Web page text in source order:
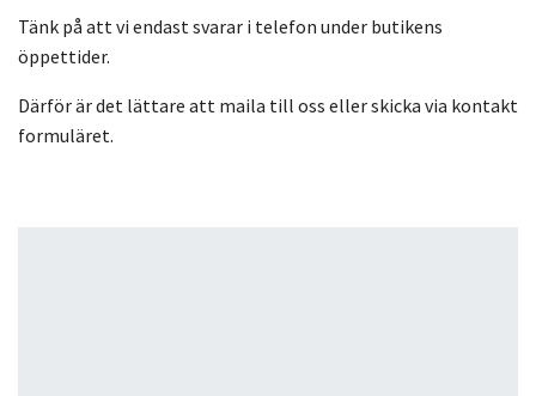
Tänk på att vi endast svarar i telefon under butikens
öppettider.
Därför är det lättare att maila till oss eller skicka via kontakt
formuläret.